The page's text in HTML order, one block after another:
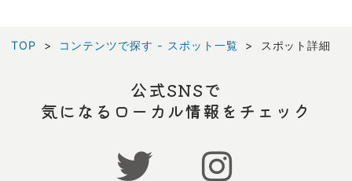
TOP コンテンツで探す - スポット一覧 スポット詳細
公式SNSで
気になるローカル情報をチェック